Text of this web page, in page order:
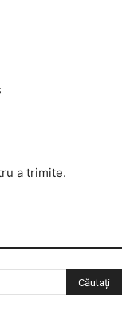
a trimite.